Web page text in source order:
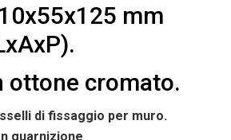
mm
ottone cromato.
di fissaggio per muro.
guarnizione